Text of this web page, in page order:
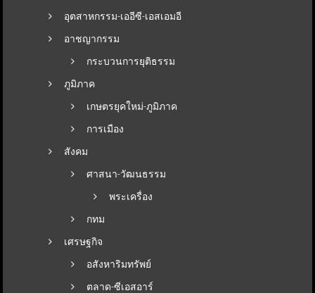
อุตสาหกรรม-เออีซี-เอสเอมอี
อาชญากรรม
กระบวนการยุติธรรม
ภูมิภาค
เกษตรยุคใหม่-ภูมิภาค
การเมือง
สังคม
ศาสนา-วัฒนธรรม
พระเครื่อง
กทม
เศรษฐกิจ
อสังหาริมทรัพย์
ตลาด-ซีเอสอาร์